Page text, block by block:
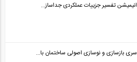
انیمیشن تفسیر جزییات عملکردی جداساز...
سری بازسازی و نوسازی اصولی ساختمان با...